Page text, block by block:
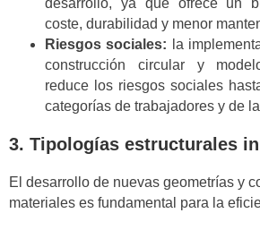
coste, durabilidad y menor
Riesgos sociales: la
construcción circular y
reduce los riesgos sociales
categorías de trabajadores y de
3. Tipologías estructurales
El desarrollo de nuevas geometrías y
materiales es fundamental para la